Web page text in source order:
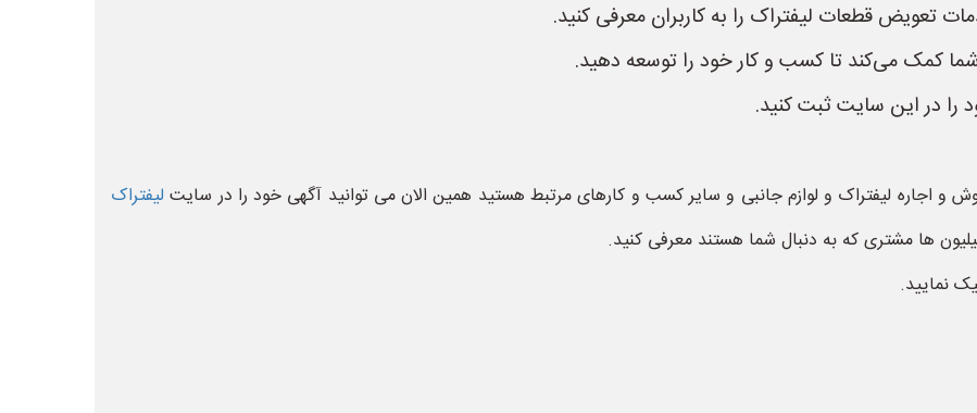
تعویض قطعات لیفتراک را به کاربران معرفی کنید.
کمک می‌کند تا کسب و کار خود را توسعه دهید.
در این سایت ثبت کنید.
اجاره لیفتراک و لوازم جانبی و سایر کسب و کارهای مرتبط هستید همین الان می توانید آگهی خود را در سایت لیفتراک
ها مشتری که به دنبال شما هستند معرفی کنید.
نمایید.